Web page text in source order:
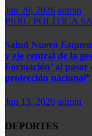
Jun 20, 2026 admin
PERÚ POLÍTICA
Salud Nuevo
y eje central de la
Formación’ al pasar
protección
Jun 13, 2026 admin
DEPORTES